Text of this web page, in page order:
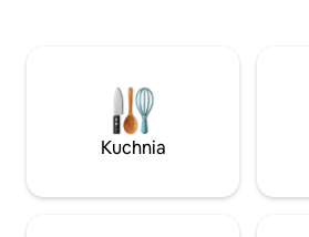
Przyjazne dla zwierząt z ogrodzonym
podwórkiem dla psów. Dwie stajnie dla
koni, otwarty wybieg i jedno pełne
przyłącze dla kampera do wynajęcia.
i spotkań.
Kuchnia